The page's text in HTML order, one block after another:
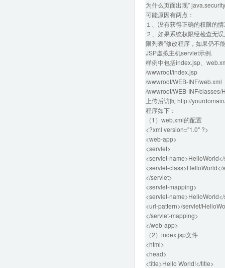
为什么页面出现”
可能原因有两点：
１、没有获得正确的权限的
２、如果系统权限经检查无
限列表”修改程序，如果仍不
JSP虚拟主机servlet示例.
样例中包括index.jsp、
/wwwroot/index.jsp
/wwwroot/WEB-INF/web.xml
/wwwroot/WEB-INF/classes/
上传后访问 http://
程序如下：
（1）web.xml的配置
<?xml version="1.0" ?>
<web-app>
<servlet>
<servlet-
<servlet-class>HelloWorld</
</servlet>
<servlet-mapping>
<servlet-
<url-pattern>/servlet/
</servlet-mapping>
</web-app>
（2）index.jsp文件
<html>
<head>
<title>Hello World!</title>